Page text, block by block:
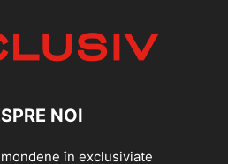
NOI
în exclusiviate